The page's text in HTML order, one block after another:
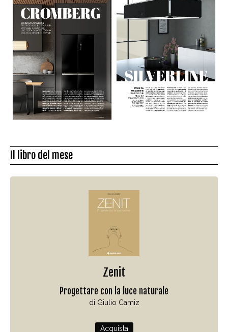
Il libro del mese
Zenit
Progettare con la luce naturale
di Giulio Camiz
Acquista